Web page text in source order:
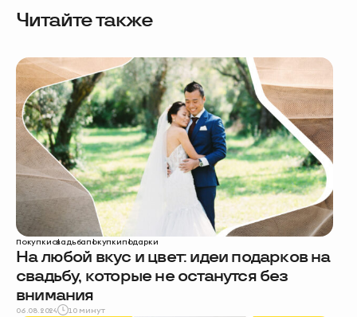
Читайте также
Покупкисвадьбапокупкиподарки
На любой вкус и цвет: идеи подарков на
свадьбу, которые не останутся без
внимания
06.08.2024 10 минут